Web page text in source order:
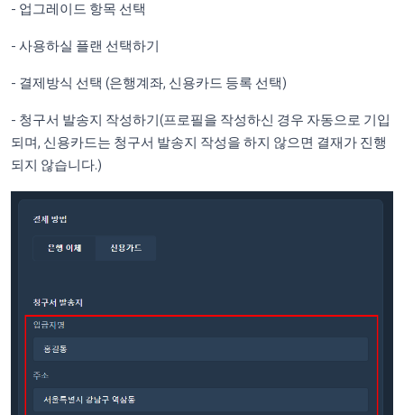
- 업그레이드 항목 선택
- 사용하실 플랜 선택하기
- 결제방식 선택 (은행계좌, 신용카드 등록 선택)
- 청구서 발송지 작성하기(프로필을 작성하신 경우 자동으로 기입
되며, 신용카드는 청구서 발송지 작성을 하지 않으면 결재가 진행
되지 않습니다.)